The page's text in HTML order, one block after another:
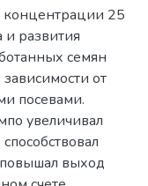
25
и развития
семян
от
посевами.
увеличивал
выход